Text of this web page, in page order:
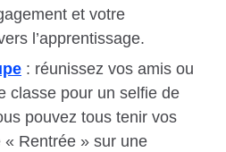
et votre
l’apprentissage.
: réunissez vos amis ou
classe pour un selfie de
pouvez tous tenir vos
Rentrée » sur une